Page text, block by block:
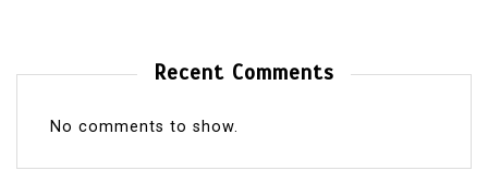
Recent Comments
No comments to show.